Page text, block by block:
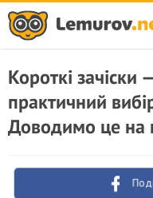
Короткі зачіски
практичний
Доводимо це на